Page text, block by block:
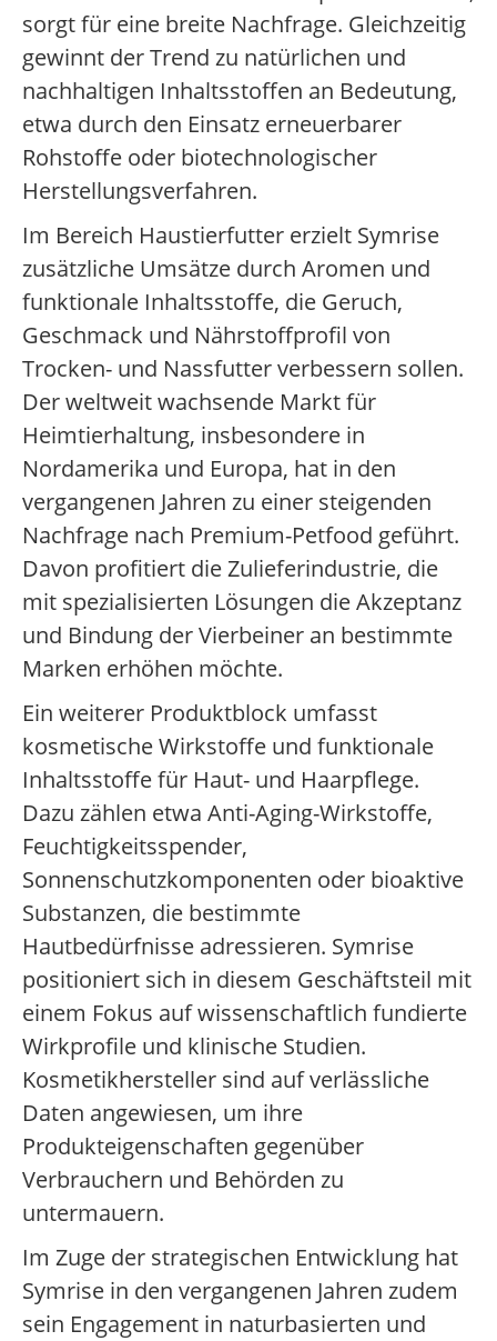
sorgt für eine breite Nachfrage. Gleichzeitig
gewinnt der Trend zu natürlichen und
nachhaltigen Inhaltsstoffen an Bedeutung,
etwa durch den Einsatz erneuerbarer
Rohstoffe oder biotechnologischer
Herstellungsverfahren.
Im Bereich Haustierfutter erzielt Symrise
zusätzliche Umsätze durch Aromen und
funktionale Inhaltsstoffe, die Geruch,
Geschmack und Nährstoffprofil von
Trocken- und Nassfutter verbessern sollen.
Der weltweit wachsende Markt für
Heimtierhaltung, insbesondere in
Nordamerika und Europa, hat in den
vergangenen Jahren zu einer steigenden
Nachfrage nach Premium-Petfood geführt.
Davon profitiert die Zulieferindustrie, die
mit spezialisierten Lösungen die Akzeptanz
und Bindung der Vierbeiner an bestimmte
Marken erhöhen möchte.
Ein weiterer Produktblock umfasst
kosmetische Wirkstoffe und funktionale
Inhaltsstoffe für Haut- und Haarpflege.
Dazu zählen etwa Anti-Aging-Wirkstoffe,
Feuchtigkeitsspender,
Sonnenschutzkomponenten oder bioaktive
Substanzen, die bestimmte
Hautbedürfnisse adressieren. Symrise
positioniert sich in diesem Geschäftsteil mit
einem Fokus auf wissenschaftlich fundierte
Wirkprofile und klinische Studien.
Kosmetikhersteller sind auf verlässliche
Daten angewiesen, um ihre
Produkteigenschaften gegenüber
Verbrauchern und Behörden zu
untermauern.
Im Zuge der strategischen Entwicklung hat
Symrise in den vergangenen Jahren zudem
sein Engagement in naturbasierten und